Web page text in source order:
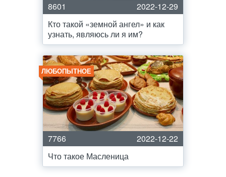
8601
2022-12-29
Кто такой «земной ангел» и как
узнать, являюсь ли я им?
ЛЮБОПЫТНОЕ
7766
2022-12-22
Что такое Масленица